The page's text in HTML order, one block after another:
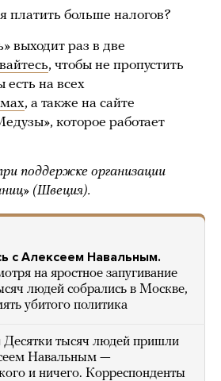
платить больше налогов?
выходит раз в две
, чтобы не пропустить
на всех
, а также на сайте
которое работает
поддержке организации
(Швеция).
с Алексеем Навальным.
на яростное запугивание
людей собрались в Москве,
убитого политика
Десятки тысяч людей пришли
Навальным —
и ничего. Корреспонденты